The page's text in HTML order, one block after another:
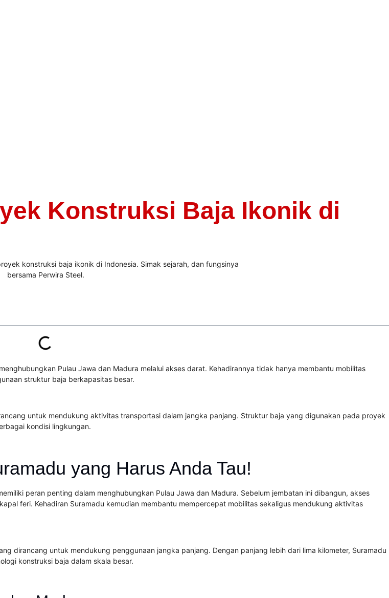
Konstruksi Baja Ikonik di
Pulau Jawa dan Madura melalui akses darat. Kehadirannya tidak hanya membantu mobilitas
struktur baja berkapasitas besar.
untuk mendukung aktivitas transportasi dalam jangka panjang. Struktur baja yang digunakan pada proyek
kondisi lingkungan.
yang Harus Anda Tau!
peran penting dalam menghubungkan Pulau Jawa dan Madura. Sebelum jembatan ini dibangun, akses
feri. Kehadiran Suramadu kemudian membantu mempercepat mobilitas sekaligus mendukung aktivitas
dirancang untuk mendukung penggunaan jangka panjang. Dengan panjang lebih dari lima kilometer, Suramadu
konstruksi baja dalam skala besar.